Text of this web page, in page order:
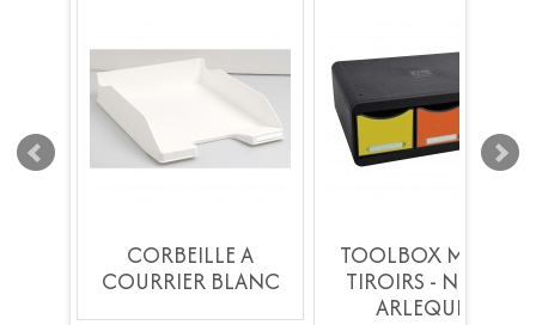
CORBEILLE A
COURRIER BLANC
TOOLBOX MAXI 3
TIROIRS - NOIR /
ARLEQUIN